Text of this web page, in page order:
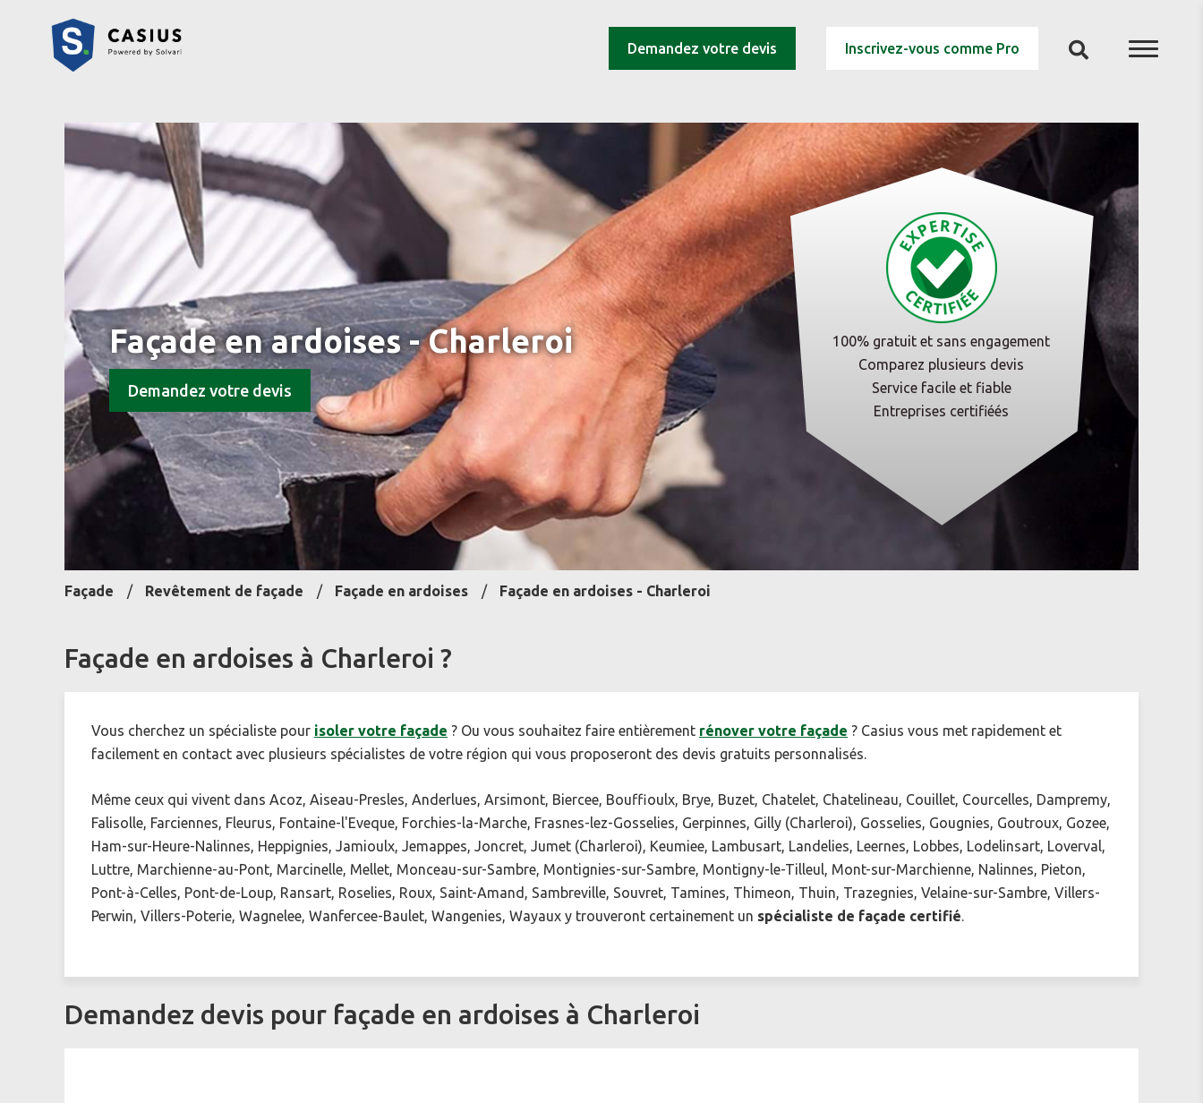
Demandez votre devis Inscrivez-vous comme Pro
Façade en ardoises - Charleroi
Demandez votre devis
100% gratuit et sans engagement
Comparez plusieurs devis
Service facile et fiable
Entreprises certifiéés
Façade Revêtement de façade Façade en ardoises Façade en ardoises - Charleroi
Façade en ardoises à Charleroi ?
Vous cherchez un spécialiste pour isoler votre façade ? Ou vous souhaitez faire entièrement rénover votre façade ? Casius vous met rapidement et
facilement en contact avec plusieurs spécialistes de votre région qui vous proposeront des devis gratuits personnalisés.
Même ceux qui vivent dans Acoz, Aiseau-Presles, Anderlues, Arsimont, Biercee, Bouffioulx, Brye, Buzet, Chatelet, Chatelineau, Couillet, Courcelles, Dampremy,
Falisolle, Farciennes, Fleurus, Fontaine-l'Eveque, Forchies-la-Marche, Frasnes-lez-Gosselies, Gerpinnes, Gilly (Charleroi), Gosselies, Gougnies, Goutroux, Gozee,
Ham-sur-Heure-Nalinnes, Heppignies, Jamioulx, Jemappes, Joncret, Jumet (Charleroi), Keumiee, Lambusart, Landelies, Leernes, Lobbes, Lodelinsart, Loverval,
Luttre, Marchienne-au-Pont, Marcinelle, Mellet, Monceau-sur-Sambre, Montignies-sur-Sambre, Montigny-le-Tilleul, Mont-sur-Marchienne, Nalinnes, Pieton,
Pont-à-Celles, Pont-de-Loup, Ransart, Roselies, Roux, Saint-Amand, Sambreville, Souvret, Tamines, Thimeon, Thuin, Trazegnies, Velaine-sur-Sambre, Villers-
Perwin, Villers-Poterie, Wagnelee, Wanfercee-Baulet, Wangenies, Wayaux y trouveront certainement un spécialiste de façade certifié.
Demandez devis pour façade en ardoises à Charleroi